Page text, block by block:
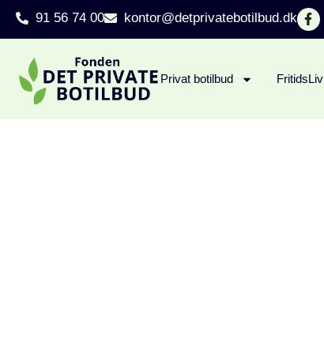
91 56 74 00 kontor@detprivatebotilbud.dk
Privat botilbud FritidsLiv